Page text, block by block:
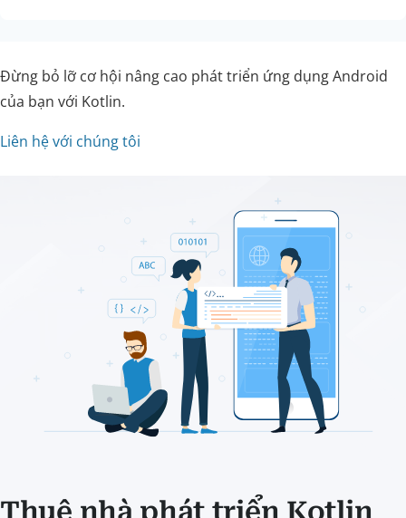
Đừng bỏ lỡ cơ hội nâng cao phát triển ứng dụng Android
của bạn với Kotlin.
Liên hệ với chúng tôi
Thuê nhà phát triển Kotlin